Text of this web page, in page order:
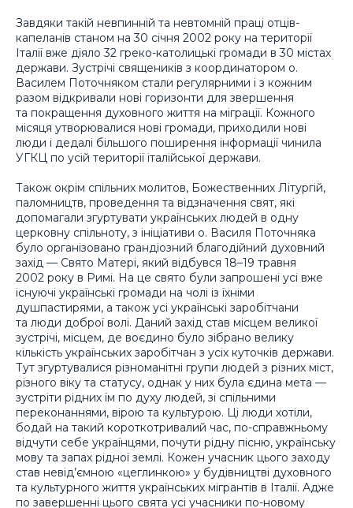
Завдяки такій невпинній та невтомній праці отців-
капеланів станом на 30 січня 2002 року на території
Італії вже діяло 32 греко-католицькі громади в 30 містах
держави. Зустрічі священиків з координатором о.
Василем Поточняком стали регулярними і з кожним
разом відкривали нові горизонти для звершення
та покращення духовного життя на міграції. Кожного
місяця утворювалися нові громади, приходили нові
люди і дедалі більшого поширення інформації чинила
УГКЦ по усій території італійської держави.
Також окрім спільних молитов, Божественних Літургій,
паломництв, проведення та відзначення свят, які
допомагали згуртувати українських людей в одну
церковну спільноту, з ініціативи о. Василя Поточняка
було організовано грандіозний благодійний духовний
захід — Свято Матері, який відбувся 18–19 травня
2002 року в Римі. На це свято були запрошені усі вже
існуючі українські громади на чолі із їхніми
душпастирями, а також усі українські заробітчани
та люди доброї волі. Даний захід став місцем великої
зустрічі, місцем, де воєдино було зібрано велику
кількість українських заробітчан з усіх куточків держави.
Тут згуртувалися різноманітні групи людей з різних міст,
різного віку та статусу, однак у них була єдина мета —
зустріти рідних їм по духу людей, зі спільними
переконаннями, вірою та культурою. Ці люди хотіли,
бодай на такий короткотривалий час, по-справжньому
відчути себе українцями, почути рідну пісню, українську
мову та запах рідної землі. Кожен учасник цього заходу
став невід’ємною «цеглинкою» у будівництві духовного
та культурного життя українських мігрантів в Італії. Адже
по завершенні цього свята усі учасники по-новому